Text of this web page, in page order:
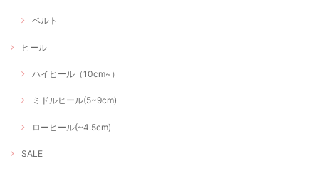
ベルト
ヒール
ハイヒール（10cm~）
ミドルヒール(5~9cm)
ローヒール(~4.5cm)
SALE